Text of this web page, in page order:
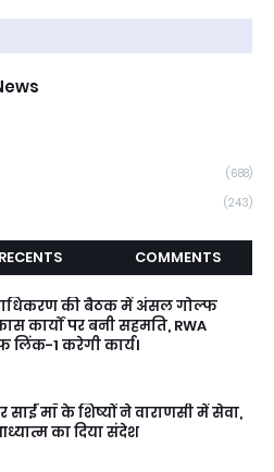
(688)
(243)
RECENTS COMMENTS
की बैठक में अंसल गोल्फ
कार्यों पर बनी सहमति, RWA
लिंक-1 करेगी कार्य।
साईं माँ के शिष्यों ने वाराणसी में सेवा,
का दिया संदेश